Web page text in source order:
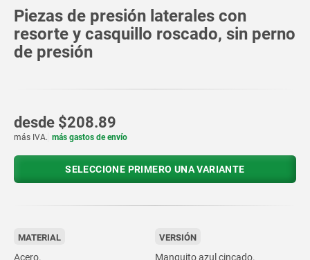
Piezas de presión laterales con
resorte y casquillo roscado, sin perno
de presión
desde $208.89
más IVA. más gastos de envío
SELECCIONE PRIMERO UNA VARIANTE
MATERIAL
Acero.
VERSIÓN
Manguito azul cincado.